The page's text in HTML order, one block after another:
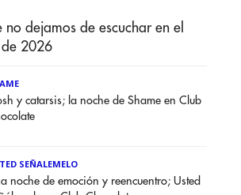
no dejamos de escuchar en el
de 2026
y catarsis; la noche de Shame en Club
SEÑALEMELO
noche de emoción y reencuentro; Usted